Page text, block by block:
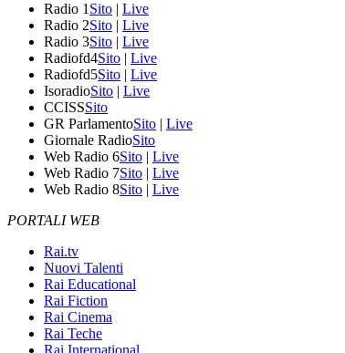
Radio 1 Sito | Live
Radio 2Sito | Live
Radio 3Sito | Live
Radiofd4Sito | Live
Radiofd5Sito | Live
IsoradioSito | Live
CCISSSito
GR ParlamentoSito | Live
Giornale RadioSito
Web Radio 6Sito | Live
Web Radio 7Sito | Live
Web Radio 8Sito | Live
PORTALI WEB
Rai.tv
Nuovi Talenti
Rai Educational
Rai Fiction
Rai Cinema
Rai Teche
Rai International